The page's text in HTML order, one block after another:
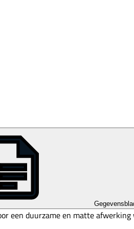
een duurzame en matte